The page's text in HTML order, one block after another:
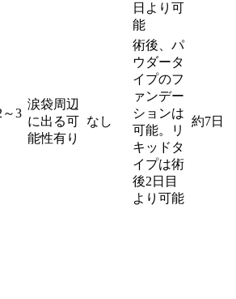
日より可
能
～3
涙袋周辺
に出る可
能性有り
なし
術後、パ
ウダータ
イプのフ
ァンデー
ションは
可能。リ
キッドタ
イプは術
後2日目
より可能
約7日